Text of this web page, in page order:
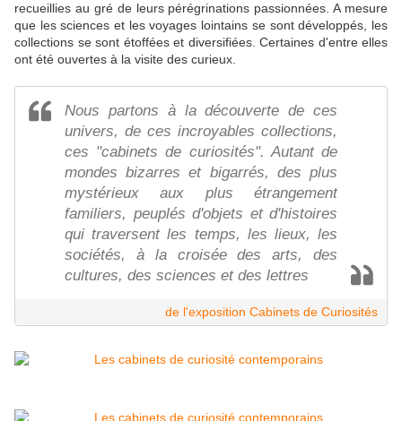
recueillies au gré de leurs pérégrinations passionnées. A mesure
que les sciences et les voyages lointains se sont développés, les
collections se sont étoffées et diversifiées. Certaines d'entre elles
ont été ouvertes à la visite des curieux.
Nous partons à la découverte de ces
univers, de ces incroyables collections,
ces "cabinets de curiosités". Autant de
mondes bizarres et bigarrés, des plus
mystérieux aux plus étrangement
familiers, peuplés d'objets et d'histoires
qui traversent les temps, les lieux, les
sociétés, à la croisée des arts, des
cultures, des sciences et des lettres
de l'exposition Cabinets de Curiosités